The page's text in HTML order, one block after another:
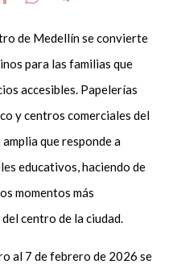
de Medellín se convierte
para las familias que
accesibles. Papelerías
y centros comerciales del
que responde a
educativos, haciendo de
momentos más
centro de la ciudad.
al 7 de febrero de 2026 se